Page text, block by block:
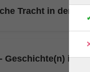
Tracht in der
Geschichte(n) im